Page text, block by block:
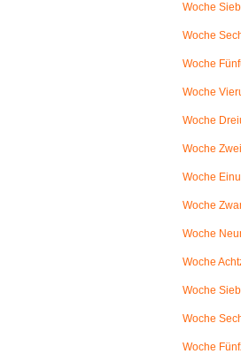
Woche
Woche
Woche
Woche
Woche
Woche
Woche
Woche
Woche
Woche
Woche
Woche
Woche